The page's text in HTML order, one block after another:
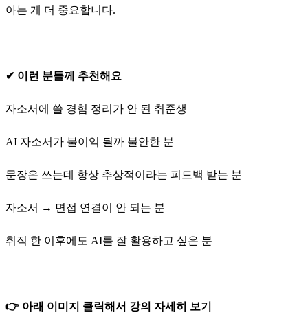
아는 게 더 중요합니다.
✔ 이런 분들께 추천해요
자소서에 쓸 경험 정리가 안 된 취준생
AI 자소서가 불이익 될까 불안한 분
문장은 쓰는데 항상 추상적이라는 피드백 받는 분
자소서 → 면접 연결이 안 되는 분
취직 한 이후에도 AI를 잘 활용하고 싶은 분
👉 아래 이미지 클릭해서 강의 자세히 보기